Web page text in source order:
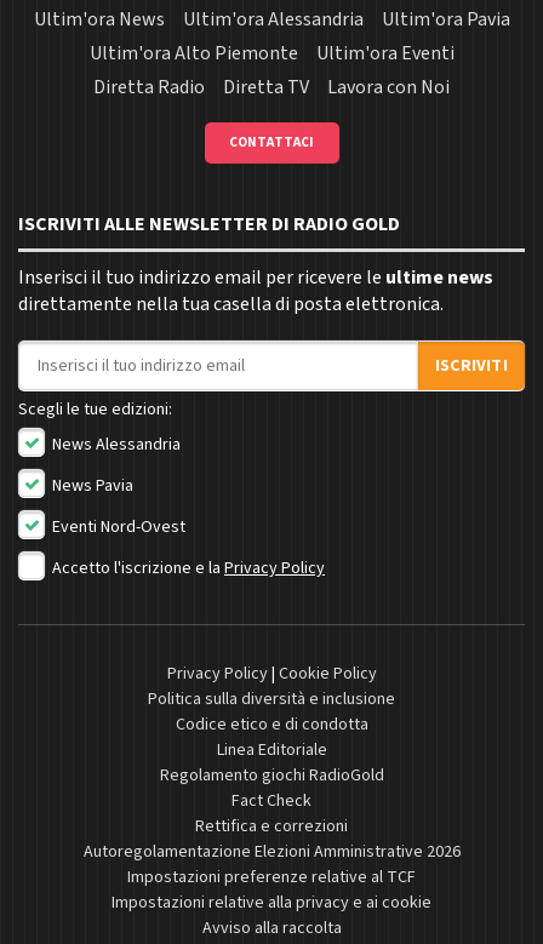
Ultim'ora News
Ultim'ora Alessandria
Ultim'ora Pavia
Ultim'ora Alto Piemonte
Ultim'ora Eventi
Diretta Radio
Diretta TV Lavora con Noi
CONTATTACI
ISCRIVITI ALLE NEWSLETTER DI RADIO GOLD
Inserisci il tuo indirizzo email per ricevere le ultime news
direttamente nella tua casella di posta elettronica.
Indirizzo email
ISCRIVITI
Scegli le tue edizioni:
News Alessandria
News Pavia
Eventi Nord-Ovest
Accetto l'iscrizione e la Privacy Policy
Privacy Policy| Cookie Policy
Politica sulla diversità e inclusione
Codice etico e di condotta
Linea Editoriale
Regolamento giochi RadioGold
Fact Check
Rettifica e correzioni
Autoregolamentazione Elezioni Amministrative 2026
Impostazioni preferenze relative al TCF
Impostazioni relative alla privacy e ai cookie
Avviso alla raccolta